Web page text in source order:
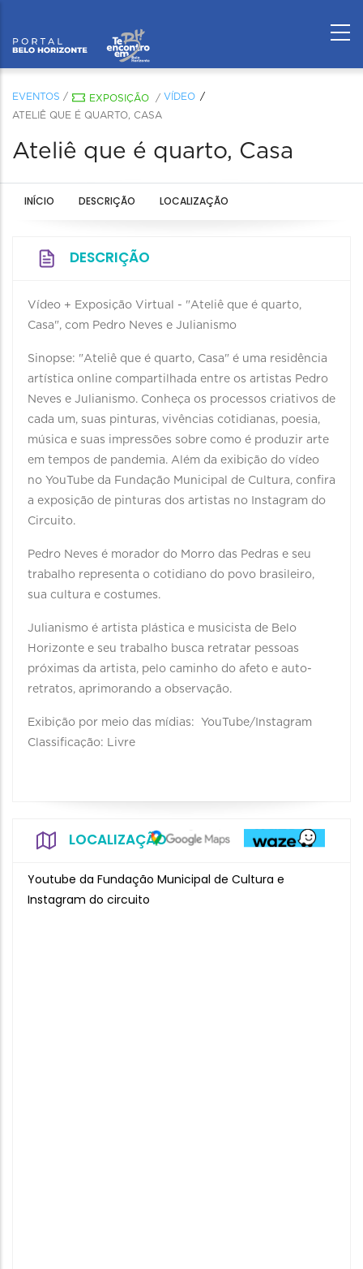
EVENTOS / EXPOSIÇÃO / VÍDEO
ATELIÊ QUE É QUARTO, CASA
Ateliê que é quarto, Casa
INÍCIO DESCRIÇÃO LOCALIZAÇÃO
DESCRIÇÃO
Vídeo + Exposição Virtual - "Ateliê que é quarto,
Casa", com Pedro Neves e Julianismo
Sinopse: "Ateliê que é quarto, Casa" é uma residência
artística online compartilhada entre os artistas Pedro
Neves e Julianismo. Conheça os processos criativos de
cada um, suas pinturas, vivências cotidianas, poesia,
música e suas impressões sobre como é produzir arte
em tempos de pandemia. Além da exibição do vídeo
no YouTube da Fundação Municipal de Cultura, confira
a exposição de pinturas dos artistas no Instagram do
Circuito.
Pedro Neves é morador do Morro das Pedras e seu
trabalho representa o cotidiano do povo brasileiro,
sua cultura e costumes.
Julianismo é artista plástica e musicista de Belo
Horizonte e seu trabalho busca retratar pessoas
próximas da artista, pelo caminho do afeto e auto-
retratos, aprimorando a observação.
Exibição por meio das mídias: YouTube/Instagram
Classificação: Livre
LOCALIZAÇÃO
Youtube da Fundação Municipal de Cultura e
Instagram do circuito